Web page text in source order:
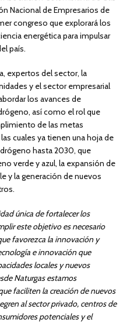
Nacional de Empresarios de
congreso que explorará los
energética para impulsar
país.
expertos del sector, la
y el sector empresarial
los avances de
así como el rol que
de las metas
cuales ya tienen una hoja de
hasta 2030, que
verde y azul, la expansión de
y la generación de nuevos
única de fortalecer los
este objetivo es necesario
favorezca la innovación y
e innovación que
locales y nuevos
Naturgas estamos
faciliten la creación de nuevos
al sector privado, centros de
potenciales y el